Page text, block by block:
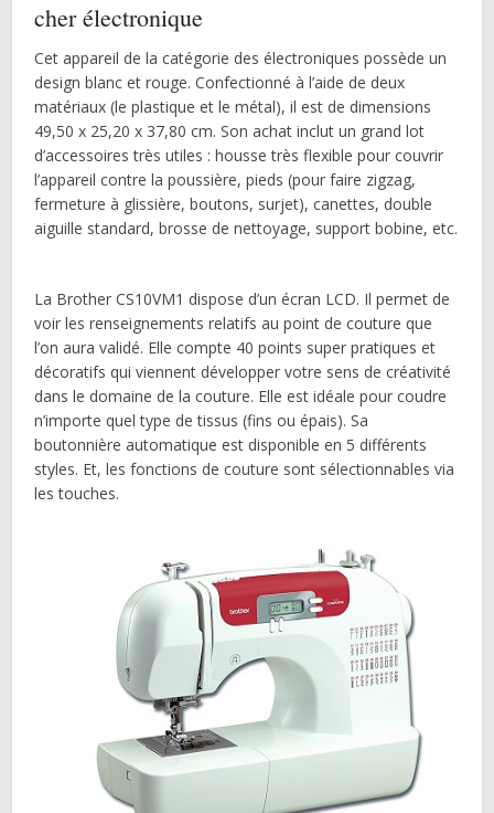
cher électronique
Cet appareil de la catégorie des électroniques possède un
design blanc et rouge. Confectionné à l’aide de deux
matériaux (le plastique et le métal), il est de dimensions
49,50 x 25,20 x 37,80 cm. Son achat inclut un grand lot
d’accessoires très utiles : housse très flexible pour couvrir
l’appareil contre la poussière, pieds (pour faire zigzag,
fermeture à glissière, boutons, surjet), canettes, double
aiguille standard, brosse de nettoyage, support bobine, etc.
La Brother CS10VM1 dispose d’un écran LCD. Il permet de
voir les renseignements relatifs au point de couture que
l’on aura validé. Elle compte 40 points super pratiques et
décoratifs qui viennent développer votre sens de créativité
dans le domaine de la couture. Elle est idéale pour coudre
n’importe quel type de tissus (fins ou épais). Sa
boutonnière automatique est disponible en 5 différents
styles. Et, les fonctions de couture sont sélectionnables via
les touches.